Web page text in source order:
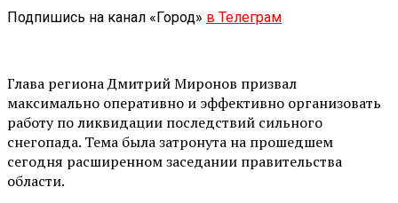
Подпишись на канал «Город» в Телеграм
Глава региона Дмитрий Миронов призвал
максимально оперативно и эффективно организовать
работу по ликвидации последствий сильного
снегопада. Тема была затронута на прошедшем
сегодня расширенном заседании правительства
области.